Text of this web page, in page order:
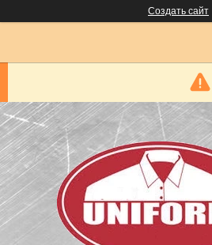
Создать сайт